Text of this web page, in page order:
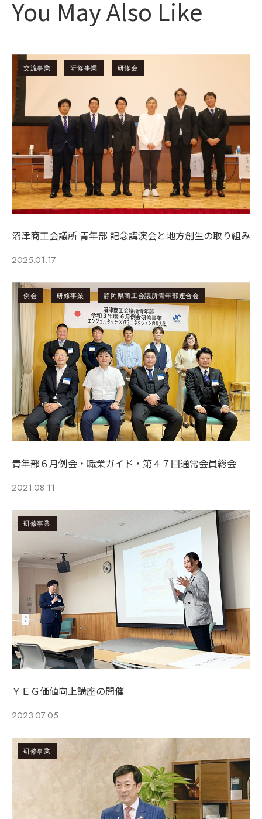
You May Also Like
交流事業 研修事業 研修会
沼津商工会議所 青年部 記念講演会と地方創生の取り組み
2025.01.17
例会 研修事業 静岡県商工会議所青年部連合会
青年部６月例会・職業ガイド・第４７回通常会員総会
2021.08.11
研修事業
ＹＥＧ価値向上講座の開催
2023.07.05
研修事業